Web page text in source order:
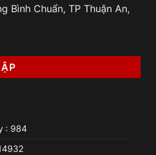
Bình Chuẩn, TP Thuận An,
: 984